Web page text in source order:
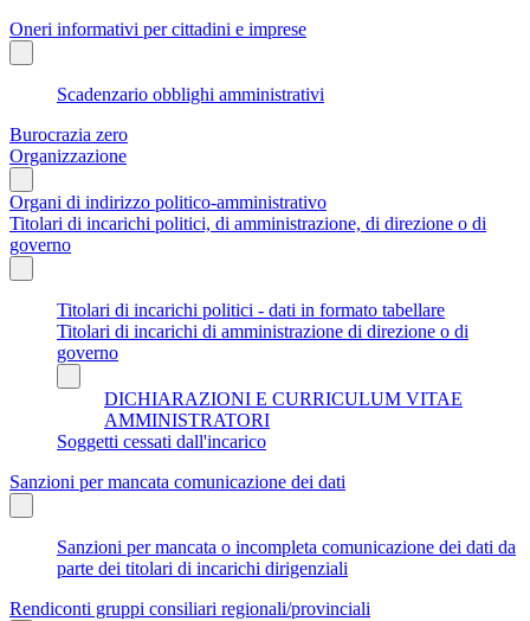
Oneri informativi per cittadini e imprese
Scadenzario obblighi amministrativi
Burocrazia zero
Organizzazione
Organi di indirizzo politico-amministrativo
Titolari di incarichi politici, di amministrazione, di direzione o di
governo
Titolari di incarichi politici - dati in formato tabellare
Titolari di incarichi di amministrazione di direzione o di
governo
DICHIARAZIONI E CURRICULUM VITAE
AMMINISTRATORI
Soggetti cessati dall'incarico
Sanzioni per mancata comunicazione dei dati
Sanzioni per mancata o incompleta comunicazione dei dati da
parte dei titolari di incarichi dirigenziali
Rendiconti gruppi consiliari regionali/provinciali